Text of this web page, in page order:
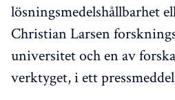
lösningsmedelshållbarhet
Christian Larsen
universitet och en av
verktyget, i ett